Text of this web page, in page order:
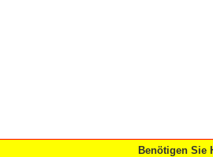
Benötigen Sie